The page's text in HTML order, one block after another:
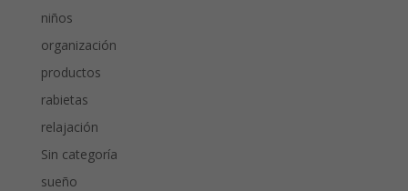
niños
organización
productos
rabietas
relajación
Sin categoría
sueño